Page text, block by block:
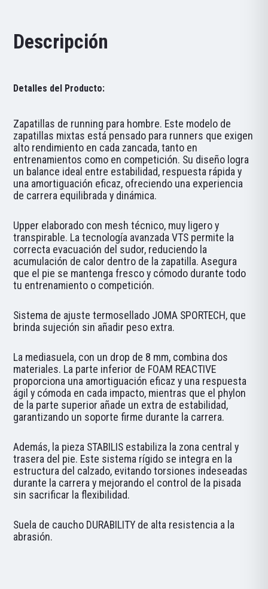
Descripción
Detalles del Producto:
Zapatillas de running para hombre. Este modelo de
zapatillas mixtas está pensado para runners que exigen
alto rendimiento en cada zancada, tanto en
entrenamientos como en competición. Su diseño logra
un balance ideal entre estabilidad, respuesta rápida y
una amortiguación eficaz, ofreciendo una experiencia
de carrera equilibrada y dinámica.
Upper elaborado con mesh técnico, muy ligero y
transpirable. La tecnología avanzada VTS permite la
correcta evacuación del sudor, reduciendo la
acumulación de calor dentro de la zapatilla. Asegura
que el pie se mantenga fresco y cómodo durante todo
tu entrenamiento o competición.
Sistema de ajuste termosellado JOMA SPORTECH, que
brinda sujeción sin añadir peso extra.
La mediasuela, con un drop de 8 mm, combina dos
materiales. La parte inferior de FOAM REACTIVE
proporciona una amortiguación eficaz y una respuesta
ágil y cómoda en cada impacto, mientras que el phylon
de la parte superior añade un extra de estabilidad,
garantizando un soporte firme durante la carrera.
Además, la pieza STABILIS estabiliza la zona central y
trasera del pie. Este sistema rígido se integra en la
estructura del calzado, evitando torsiones indeseadas
durante la carrera y mejorando el control de la pisada
sin sacrificar la flexibilidad.
Suela de caucho DURABILITY de alta resistencia a la
abrasión.